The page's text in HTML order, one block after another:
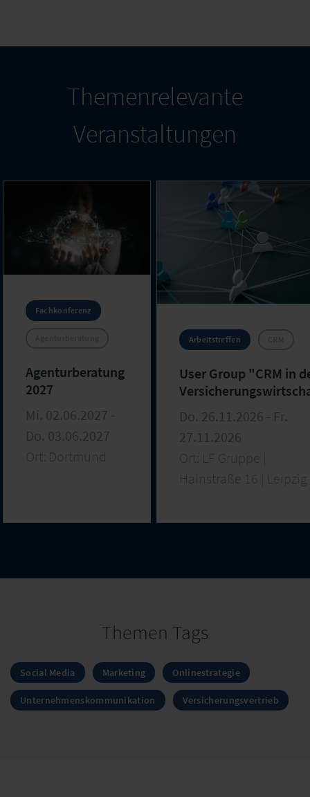
Themenrelevante
Veranstaltungen
Fachkonferenz
Agenturberatung
2027
Mi. 02.06.2027 -
Do. 03.06.2027
Ort: Dortmund
Arbeitstreffen
User Group "CRM in
Do. 26.11.2026 - Fr.
27.11.2026
Ort: LF Gruppe |
Hainstraße 16 | Leipzig
Themen Tags
Social Media Marketing Onlinestrategie
Unternehmenskommunikation Versicherungsvertrieb